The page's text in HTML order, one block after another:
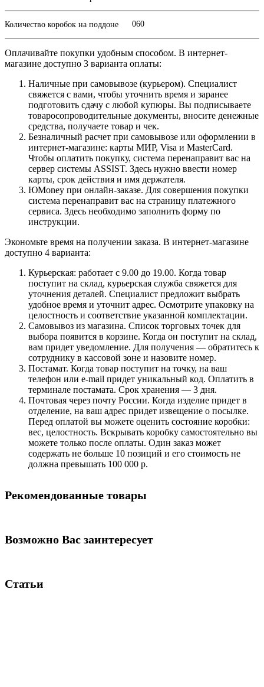
Количество коробок на поддоне 060
Оплачивайте покупки удобным способом. В интернет-
магазине доступно 3 варианта оплаты:
Наличные при самовывозе (курьером). Специалист
свяжется с вами, чтобы уточнить время и заранее
подготовить сдачу с любой купюры. Вы подписываете
товаросопроводительные документы, вносите денежные
средства, получаете товар и чек.
Безналичный расчет при самовывозе или оформлении в
интернет-магазине: карты МИР, Visa и MasterCard.
Чтобы оплатить покупку, система перенаправит вас на
сервер системы ASSIST. Здесь нужно ввести номер
карты, срок действия и имя держателя.
ЮMoney при онлайн-заказе. Для совершения покупки
система перенаправит вас на страницу платежного
сервиса. Здесь необходимо заполнить форму по
инструкции.
Экономьте время на получении заказа. В интернет-магазине
доступно 4 варианта:
Курьерская: работает с 9.00 до 19.00. Когда товар
поступит на склад, курьерская служба свяжется для
уточнения деталей. Специалист предложит выбрать
удобное время и уточнит адрес. Осмотрите упаковку на
целостность и соответствие указанной комплектации.
Самовывоз из магазина. Список торговых точек для
выбора появится в корзине. Когда он поступит на склад,
вам придет уведомление. Для получения — обратитесь к
сотруднику в кассовой зоне и назовите номер.
Постамат. Когда товар поступит на точку, на ваш
телефон или e-mail придет уникальный код. Оплатить в
терминале постамата. Срок хранения — 3 дня.
Почтовая через почту России. Когда изделие придет в
отделение, на ваш адрес придет извещение о посылке.
Перед оплатой вы можете оценить состояние коробки:
вес, целостность. Вскрывать коробку самостоятельно вы
можете только после оплаты. Один заказ может
содержать не больше 10 позиций и его стоимость не
должна превышать 100 000 р.
Рекомендованные товары
Возможно Вас заинтересует
Статьи